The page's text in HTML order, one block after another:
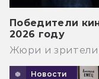
Победители
2026 году
Жюри и зрители
Новости